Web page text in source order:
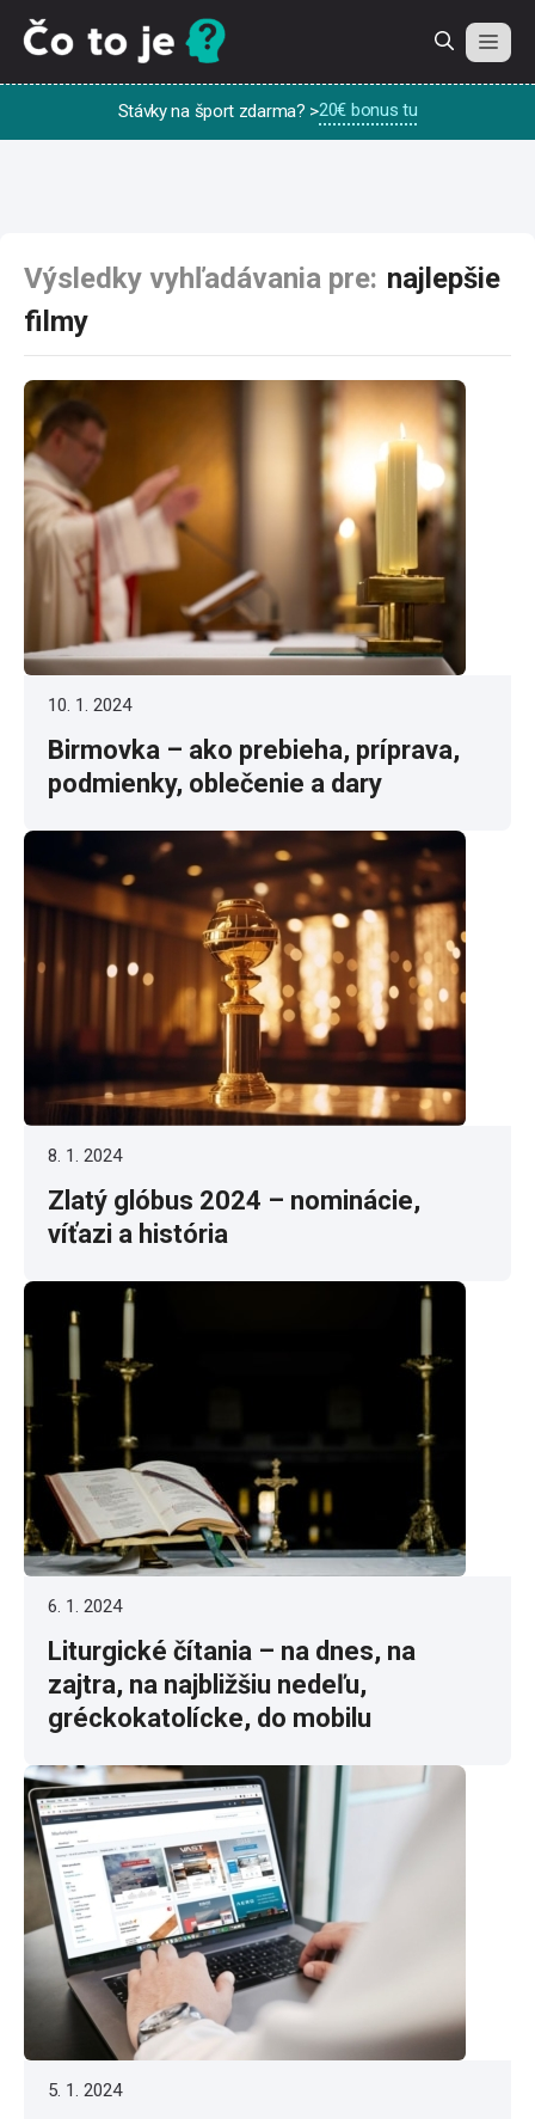
Preskočiť
obsah
Stávky na šport zdarma? >20€ bonus tu
Výsledky vyhľadávania pre: najlepšie
filmy
10. 1. 2024
Birmovka – ako prebieha, príprava,
podmienky, oblečenie a dary
8. 1. 2024
Zlatý glóbus 2024 – nominácie,
víťazi a história
6. 1. 2024
Liturgické čítania – na dnes, na
zajtra, na najbližšiu nedeľu,
gréckokatolícke, do mobilu
5. 1. 2024